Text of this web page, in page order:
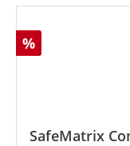
Rabatt
%
SafeMatrix